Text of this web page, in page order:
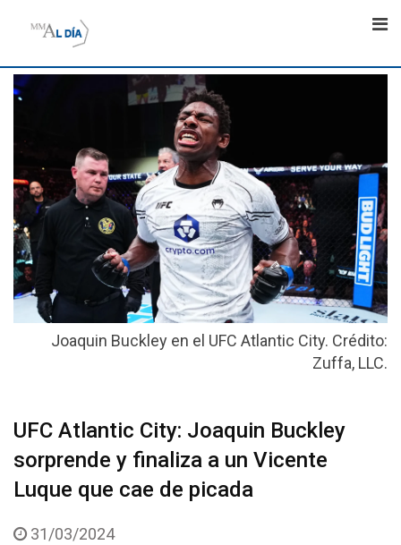
Joaquin Buckley en el UFC Atlantic City. Crédito:
Zuffa, LLC.
UFC Atlantic City: Joaquin Buckley
sorprende y finaliza a un Vicente
Luque que cae de picada
31/03/2024